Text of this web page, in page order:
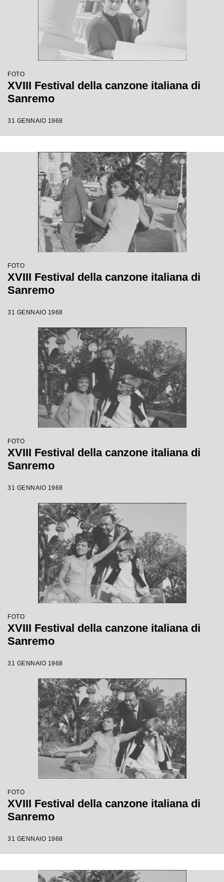
FOTO
XVIII Festival della canzone italiana di
Sanremo
31 GENNAIO 1968
FOTO
XVIII Festival della canzone italiana di
Sanremo
31 GENNAIO 1968
FOTO
XVIII Festival della canzone italiana di
Sanremo
31 GENNAIO 1968
FOTO
XVIII Festival della canzone italiana di
Sanremo
31 GENNAIO 1968
FOTO
XVIII Festival della canzone italiana di
Sanremo
31 GENNAIO 1968